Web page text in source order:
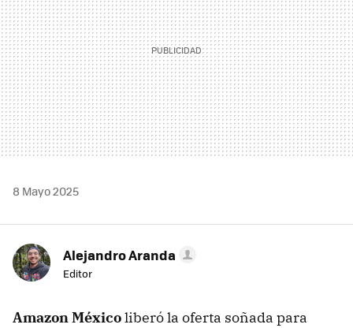
8 Mayo 2025
Alejandro Aranda
Editor
Amazon Méxicoliberó la oferta soñada para